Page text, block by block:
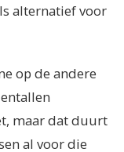
alternatief voor
op de andere
maar dat duurt
al voor die